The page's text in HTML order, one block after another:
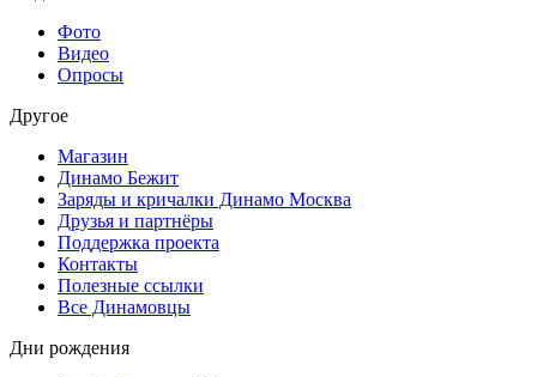
Фото
Видео
Опросы
Другое
Магазин
Динамо Бежит
Заряды и кричалки Динамо Москва
Друзья и партнёры
Поддержка проекта
Контакты
Полезные ссылки
Все Динамовцы
Дни рождения